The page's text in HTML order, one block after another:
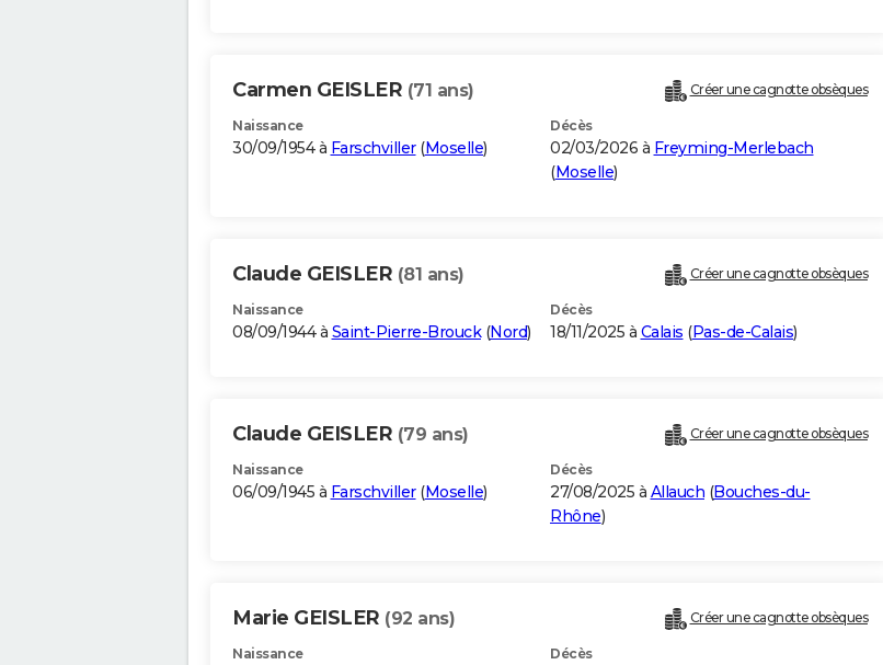
Carmen GEISLER (71 ans) Créer une cagnotte obsèques
Naissance
30/09/1954 à Farschviller(Moselle)
Décès
02/03/2026 à Freyming-Merlebach
(Moselle)
Claude GEISLER (81 ans) Créer une cagnotte obsèques
Naissance
08/09/1944 à Saint-Pierre-Brouck(Nord)
Décès
18/11/2025 à Calais (Pas-de-Calais)
Claude GEISLER (79 ans) Créer une cagnotte obsèques
Naissance
06/09/1945 à Farschviller(Moselle)
Décès
27/08/2025 à Allauch (Bouches-du-
Rhône)
Marie GEISLER (92 ans) Créer une cagnotte obsèques
Naissance Décès